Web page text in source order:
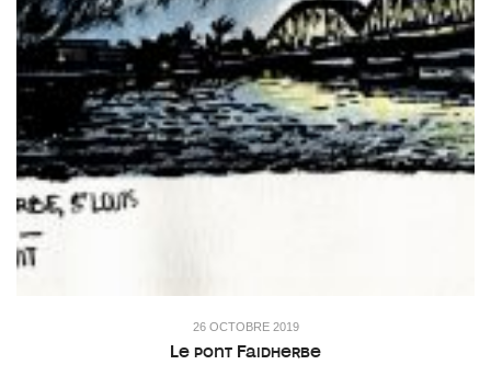
26 OCTOBRE 2019
Le pont Faidherbe